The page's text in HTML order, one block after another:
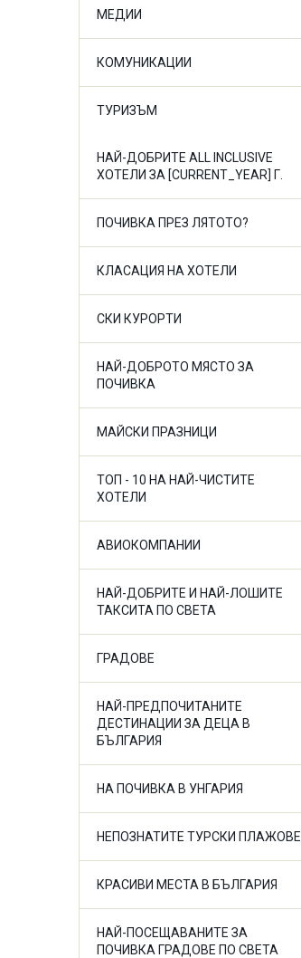
МЕДИИ
КОМУНИКАЦИИ
ТУРИЗЪМ
НАЙ-ДОБРИТЕ ALL INCLUSIVE
ХОТЕЛИ ЗА [CURRENT_YEAR] Г.
ПОЧИВКА ПРЕЗ ЛЯТОТО?
КЛАСАЦИЯ НА ХОТЕЛИ
СКИ КУРОРТИ
НАЙ-ДОБРОТО МЯСТО ЗА
ПОЧИВКА
МАЙСКИ ПРАЗНИЦИ
ТОП - 10 НА НАЙ-ЧИСТИТЕ
ХОТЕЛИ
АВИОКОМПАНИИ
НАЙ-ДОБРИТЕ И НАЙ-ЛОШИТЕ
ТАКСИТА ПО СВЕТА
ГРАДОВЕ
НАЙ-ПРЕДПОЧИТАНИТЕ
ДЕСТИНАЦИИ ЗА ДЕЦА В
БЪЛГАРИЯ
НА ПОЧИВКА В УНГАРИЯ
НЕПОЗНАТИТЕ ТУРСКИ ПЛАЖОВЕ
КРАСИВИ МЕСТА В БЪЛГАРИЯ
НАЙ-ПОСЕЩАВАНИТЕ ЗА
ПОЧИВКА ГРАДОВЕ ПО СВЕТА